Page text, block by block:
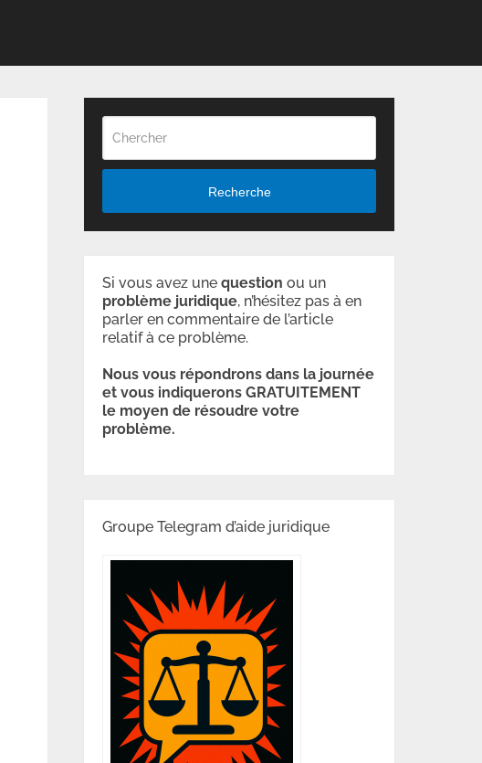
Recherche
Si vous avez unequestion ou un
problème juridique, n’hésitez pas à en
parler en commentaire de l’article
relatif à ce problème.
Nous vous répondrons dans la journée
et vous indiquerons GRATUITEMENT
le moyen de résoudre votre
problème.
Groupe Telegram d’aide juridique